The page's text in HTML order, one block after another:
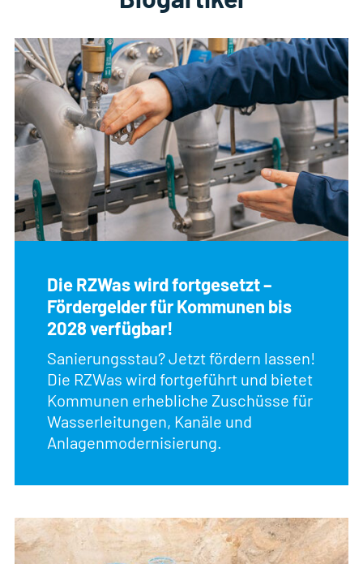
Die RZWas wird fortgesetzt –
Fördergelder für Kommunen bis
2028 verfügbar!
Sanierungsstau? Jetzt fördern lassen!
Die RZWas wird fortgeführt und bietet
Kommunen erhebliche Zuschüsse für
Wasserleitungen, Kanäle und
Anlagenmodernisierung.